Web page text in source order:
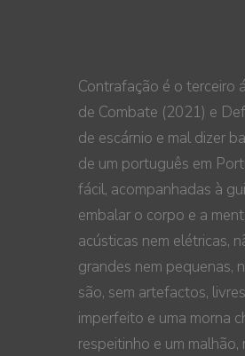
Contrafação é o terceiro
de Combate (2021) e
de escárnio e mal dizer
de um português em
fácil, acompanhadas à
embalar o corpo e a
acústicas nem elétricas,
grandes nem pequenas,
são, sem artefactos,
imperfeito e uma morna
respeitinho e um